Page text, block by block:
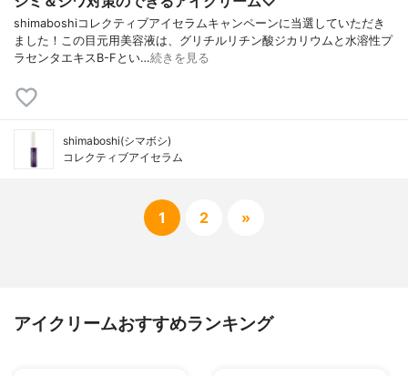
shimaboshiコレクティブアイセラムキャンペーンに当選していただき
ました！この目元用美容液は、グリチルリチン酸ジカリウムと水溶性プ
ラセンタエキスB-Fとい…続きを見る
shimaboshi(シマボシ)
コレクティブアイセラム
1 2 »
アイクリームおすすめランキング